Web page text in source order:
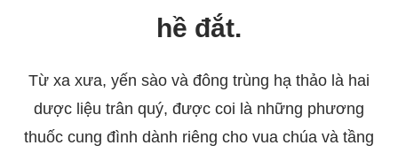
hề đắt.
Từ xa xưa, yến sào và đông trùng hạ thảo là hai
dược liệu trân quý, được coi là những phương
thuốc cung đình dành riêng cho vua chúa và tầng